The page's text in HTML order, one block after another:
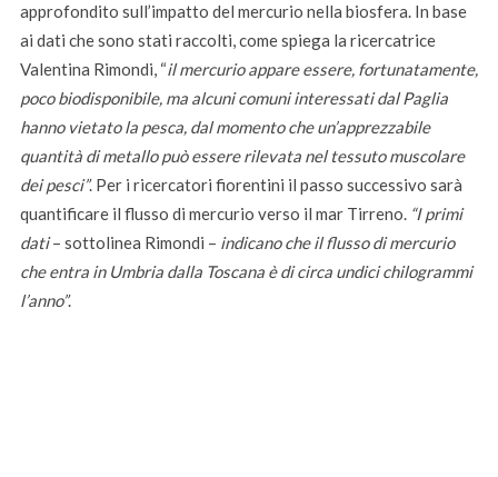
approfondito sull’impatto del mercurio nella biosfera. In base
ai dati che sono stati raccolti, come spiega la ricercatrice
Valentina Rimondi, “il mercurio appare essere, fortunatamente,
poco biodisponibile, ma alcuni comuni interessati dal Paglia
hanno vietato la pesca, dal momento che un’apprezzabile
quantità di metallo può essere rilevata nel tessuto muscolare
dei pesci”. Per i ricercatori fiorentini il passo successivo sarà
quantificare il flusso di mercurio verso il mar Tirreno. “I primi
dati– sottolinea Rimondi – indicano che il flusso di mercurio
che entra in Umbria dalla Toscana è di circa undici chilogrammi
l’anno”.